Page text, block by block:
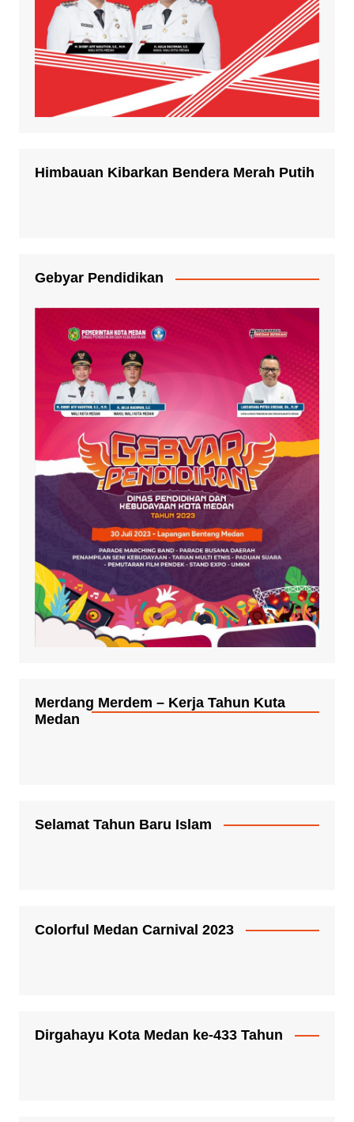
Himbauan Kibarkan Bendera Merah Putih
Gebyar Pendidikan
Merdang Merdem – Kerja Tahun Kuta
Medan
Selamat Tahun Baru Islam
Colorful Medan Carnival 2023
Dirgahayu Kota Medan ke-433 Tahun